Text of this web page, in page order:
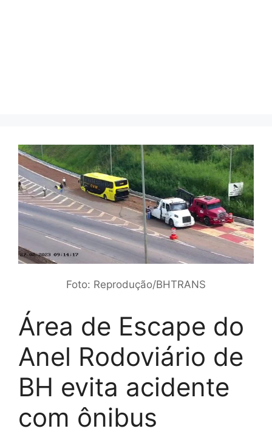
Foto: Reprodução/BHTRANS
Área de Escape do
Anel Rodoviário de
BH evita acidente
com ônibus